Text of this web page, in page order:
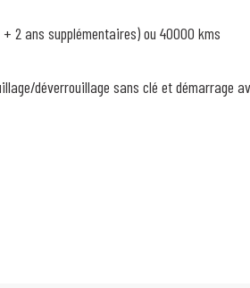
2 ans supplémentaires) ou 40000 kms
déverrouillage sans clé et démarrage